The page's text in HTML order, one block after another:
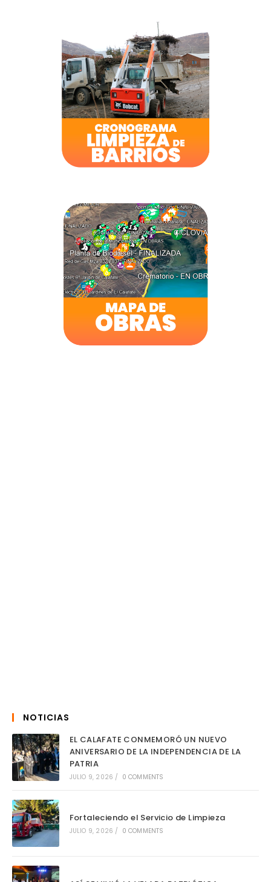
NOTICIAS
EL CALAFATE CONMEMORÓ UN NUEVO
ANIVERSARIO DE LA INDEPENDENCIA DE LA
PATRIA
JULIO 9, 2026 / 0 COMMENTS
Fortaleciendo el Servicio de Limpieza
JULIO 9, 2026 / 0 COMMENTS